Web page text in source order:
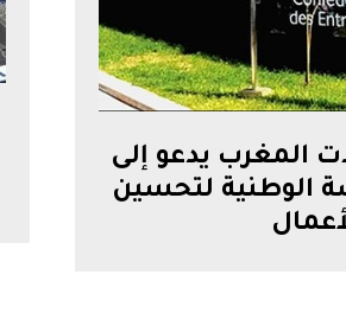
المغرب يدعو إلى
الوطنية لتحسين